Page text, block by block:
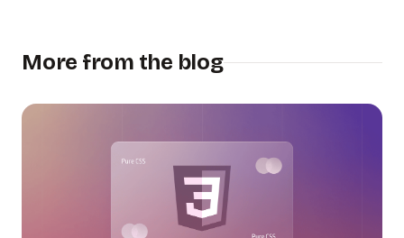
More from the blog